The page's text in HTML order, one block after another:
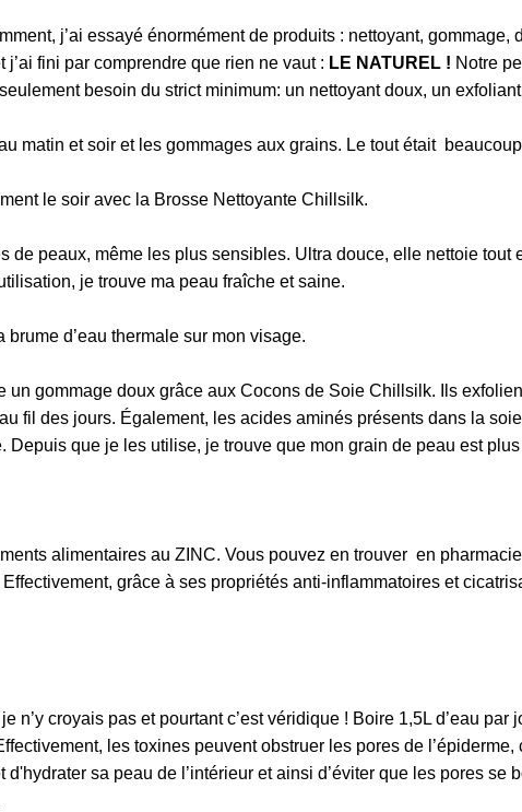
j’ai essayé énormément de produits : nettoyant,
fini par comprendre que rien ne vaut : LE NATUREL ! Notre
besoin du strict minimum: un nettoyant doux, un
matin et soir et les gommages aux grains. Le tout était
le soir avec la Brosse Nettoyante Chillsilk.
de peaux, même les plus sensibles. Ultra douce, elle nettoie
je trouve ma peau fraîche et saine.
d’eau thermale sur mon visage.
un gommage doux grâce aux Cocons de Soie Chillsilk. Ils
fil des jours. Également, les acides aminés présents dans la
que je les utilise, je trouve que mon grain de peau est
alimentaires au ZINC. Vous pouvez en trouver en
grâce à ses propriétés anti-inflammatoires et
n’y croyais pas et pourtant c’est véridique ! Boire 1,5L d’eau
les toxines peuvent obstruer les pores de
d'hydrater sa peau de l’intérieur et ainsi d’éviter que les pores se